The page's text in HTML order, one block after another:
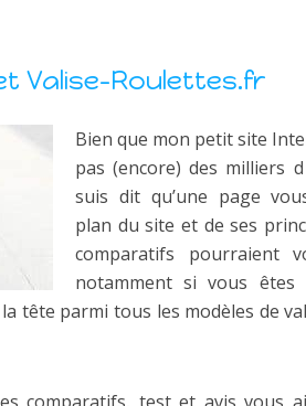
Valise-Roulettes.fr
Bien que mon petit site
pas (encore) des milliers
suis dit qu’une page
plan du site et de ses
comparatifs pourraient
notamment si vous êtes
tête parmi tous les modèles de